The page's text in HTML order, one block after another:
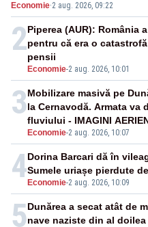
Economie·2 aug. 2026, 09:22
2
Economie-2 aug. 2026, 10:01
Piperea (AUR): România
pentru că era o
pensii
3
Economie-2 aug. 2026, 10:07
Mobilizare masivă pe
la Cernavodă. Armata va
fluviului - IMAGINI
4 Economie-2 aug. 2026, 10:09
Dorina Barcari dă în
Sumele uriașe pierdute
5Dunărea a secat atât de
nave naziste din al